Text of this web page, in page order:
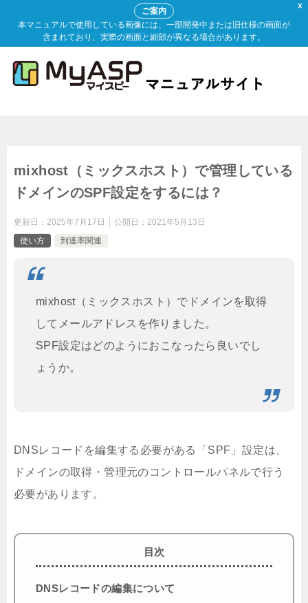
X
ご案内
本マニュアルで使用している画像には、一部開発中または旧仕様の画面が
含まれており、実際の画面と細部が異なる場合があります。
mixhost（ミックスホスト）で管理している
ドメインのSPF設定をするには？
更新日： 2025年7月17日 公開日： 2021年5月13日
使い方
到達率関連
mixhost（ミックスホスト）でドメインを取得
してメールアドレスを作りました。
SPF設定はどのようにおこなったら良いでし
ょうか。
DNSレコードを編集する必要がある「SPF」設定は、
ドメインの取得・管理元のコントロールパネルで行う
必要があります。
目次
DNSレコードの編集について